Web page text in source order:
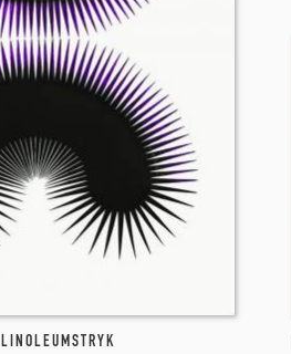
LINOLEUMSTRYK